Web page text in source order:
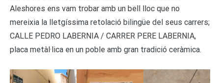
Aleshores ens vam trobar amb un bell lloc que no
mereixia la lletgíssima retolació bilingüe del seus carrers;
CALLE PEDRO LABERNIA / CARRER PERE LABERNIA,
placa metàl·lica en un poble amb gran tradició ceràmica.